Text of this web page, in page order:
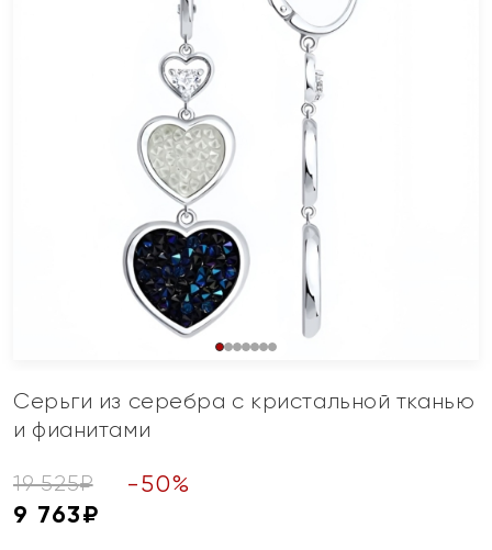
Серьги из серебра с кристальной тканью
и фианитами
19 525₽ -50%
9 763₽